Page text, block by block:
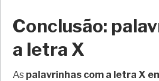
Conclusão:
a letra X
As palavrinhas com a letra X